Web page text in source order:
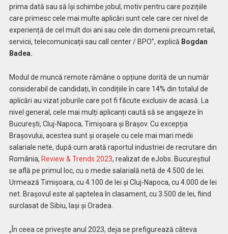
prima dată sau să își schimbe jobul, motiv pentru care pozițiile
care primesc cele mai multe aplicări sunt cele care cer nivel de
experiență de cel mult doi ani sau cele din domenii precum retail,
servicii, telecomunicații sau call center / BPO”, explică Bogdan
Badea.
Modul de muncă remote rămâne o opțiune dorită de un număr
considerabil de candidați, în condițiile în care 14% din totalul de
aplicări au vizat joburile care pot fi făcute exclusiv de acasă. La
nivel general, cele mai mulți aplicanți caută să se angajeze în
București, Cluj-Napoca, Timișoara și Brașov. Cu excepția
Brașovului, acestea sunt și orașele cu cele mai mari medii
salariale nete, după cum arată raportul industriei de recrutare din
România, Review & Trends 2023, realizat de eJobs. Bucureștiul
se află pe primul loc, cu o medie salarială netă de 4.500 de lei.
Urmează Timișoara, cu 4.100 de lei și Cluj-Napoca, cu 4.000 de lei
net. Brașovul este al șaptelea în clasament, cu 3.500 de lei, fiind
surclasat de Sibiu, Iași și Oradea.
„În ceea ce privește anul 2023, deja se prefigurează câteva